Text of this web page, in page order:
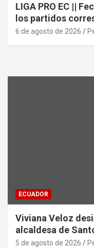
LIGA PRO EC ||
los partidos
6 de agosto de 2026
ECUADOR
Viviana Veloz
alcaldesa de
5 de agosto de 2026